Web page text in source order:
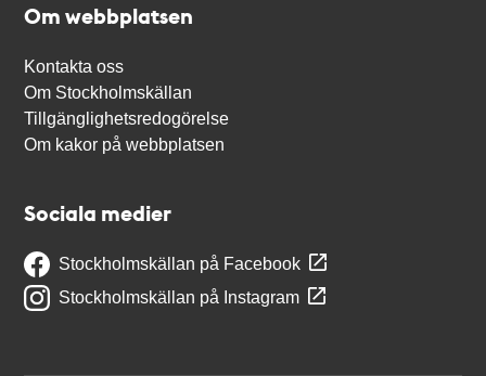
Om webbplatsen
Kontakta oss
Om Stockholmskällan
Tillgänglighetsredogörelse
Om kakor på webbplatsen
Sociala medier
Stockholmskällan på Facebook
Stockholmskällan på Instagram